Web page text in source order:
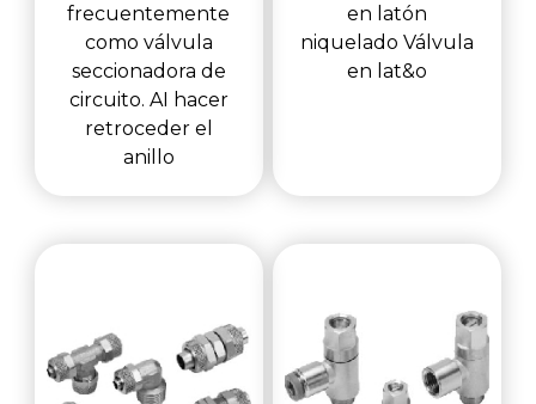
frecuentemente
como válvula
seccionadora de
circuito. AI hacer
retroceder el
anillo
en latón
niquelado Válvula
en lat&o